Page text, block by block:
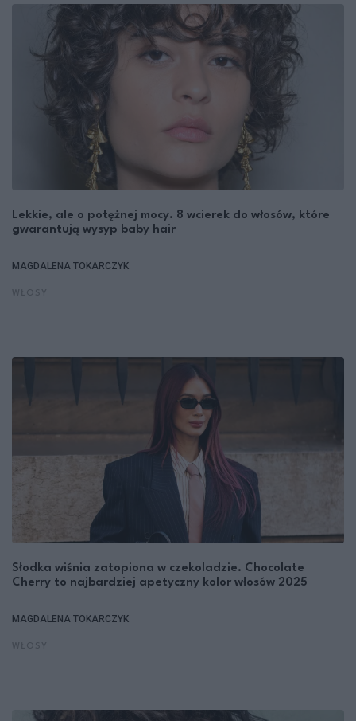
Lekkie, ale o potężnej mocy. 8 wcierek do włosów, które
gwarantują wysyp baby hair
MAGDALENA TOKARCZYK
Słodka wiśnia zatopiona w czekoladzie. Chocolate
Cherry to najbardziej apetyczny kolor włosów 2025
MAGDALENA TOKARCZYK